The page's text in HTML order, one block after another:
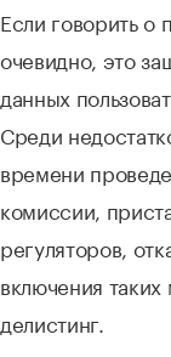
Если говорить о
очевидно, это
данных
Среди
времени
комиссии,
регуляторов,
включения
делистинг.